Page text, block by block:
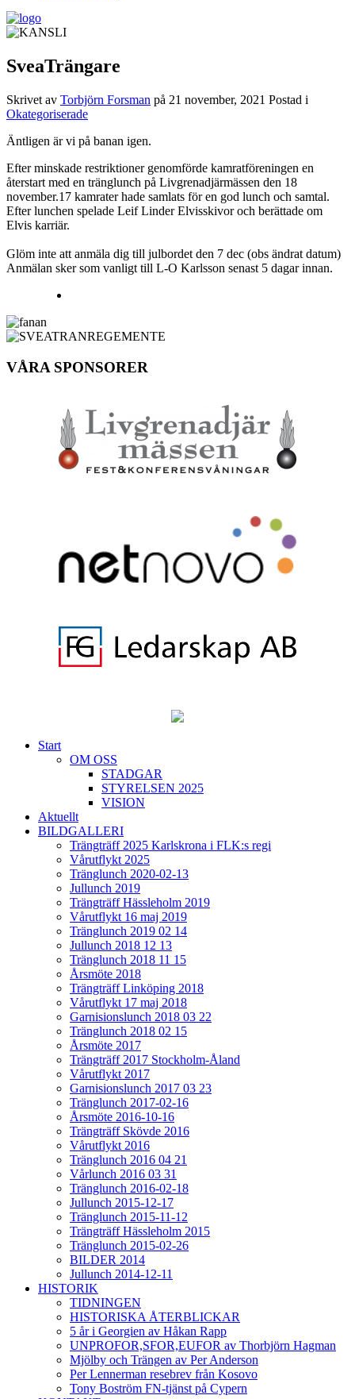
SveaTrängare
Skrivet av Torbjörn Forsman på 21 november, 2021 Postad i
Okategoriserade
Äntligen är vi på banan igen.
Efter minskade restriktioner genomförde kamratföreningen en
återstart med en tränglunch på Livgrenadjärmässen den 18
november.17 kamrater hade samlats för en god lunch och samtal.
Efter lunchen spelade Leif Linder Elvisskivor och berättade om
Elvis karriär.
Glöm inte att anmäla dig till julbordet den 7 dec (obs ändrat datum)
Anmälan sker som vanligt till L-O Karlsson senast 5 dagar innan.
VÅRA SPONSORER
Start
OM OSS
STADGAR
STYRELSEN 2025
VISION
Aktuellt
BILDGALLERI
Trängträff 2025 Karlskrona i FLK:s regi
Vårutflykt 2025
Tränglunch 2020-02-13
Jullunch 2019
Trängträff Hässleholm 2019
Vårutflykt 16 maj 2019
Tränglunch 2019 02 14
Jullunch 2018 12 13
Tränglunch 2018 11 15
Årsmöte 2018
Trängträff Linköping 2018
Vårutflykt 17 maj 2018
Garnisionslunch 2018 03 22
Tränglunch 2018 02 15
Årsmöte 2017
Trängträff 2017 Stockholm-Åland
Vårutflykt 2017
Garnisionslunch 2017 03 23
Tränglunch 2017-02-16
Årsmöte 2016-10-16
Trängträff Skövde 2016
Vårutflykt 2016
Tränglunch 2016 04 21
Vårlunch 2016 03 31
Tränglunch 2016-02-18
Jullunch 2015-12-17
Tränglunch 2015-11-12
Trängträff Hässleholm 2015
Tränglunch 2015-02-26
BILDER 2014
Jullunch 2014-12-11
HISTORIK
TIDNINGEN
HISTORISKA ÅTERBLICKAR
5 år i Georgien av Håkan Rapp
UNPROFOR,SFOR,EUFOR av Thorbjörn Hagman
Mjölby och Trängen av Per Anderson
Per Lennerman resebrev från Kosovo
Tony Boström FN-tjänst på Cypern